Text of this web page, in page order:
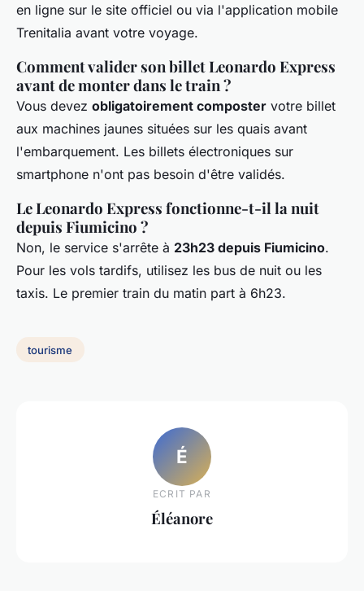
en ligne sur le site officiel ou via l'application mobile
Trenitalia avant votre voyage.
Comment valider son billet Leonardo Express
avant de monter dans le train ?
Vous devez obligatoirement composter votre billet
aux machines jaunes situées sur les quais avant
l'embarquement. Les billets électroniques sur
smartphone n'ont pas besoin d'être validés.
Le Leonardo Express fonctionne-t-il la nuit
depuis Fiumicino ?
Non, le service s'arrête à 23h23 depuis Fiumicino.
Pour les vols tardifs, utilisez les bus de nuit ou les
taxis. Le premier train du matin part à 6h23.
tourisme
É
ECRIT PAR
Éléanore